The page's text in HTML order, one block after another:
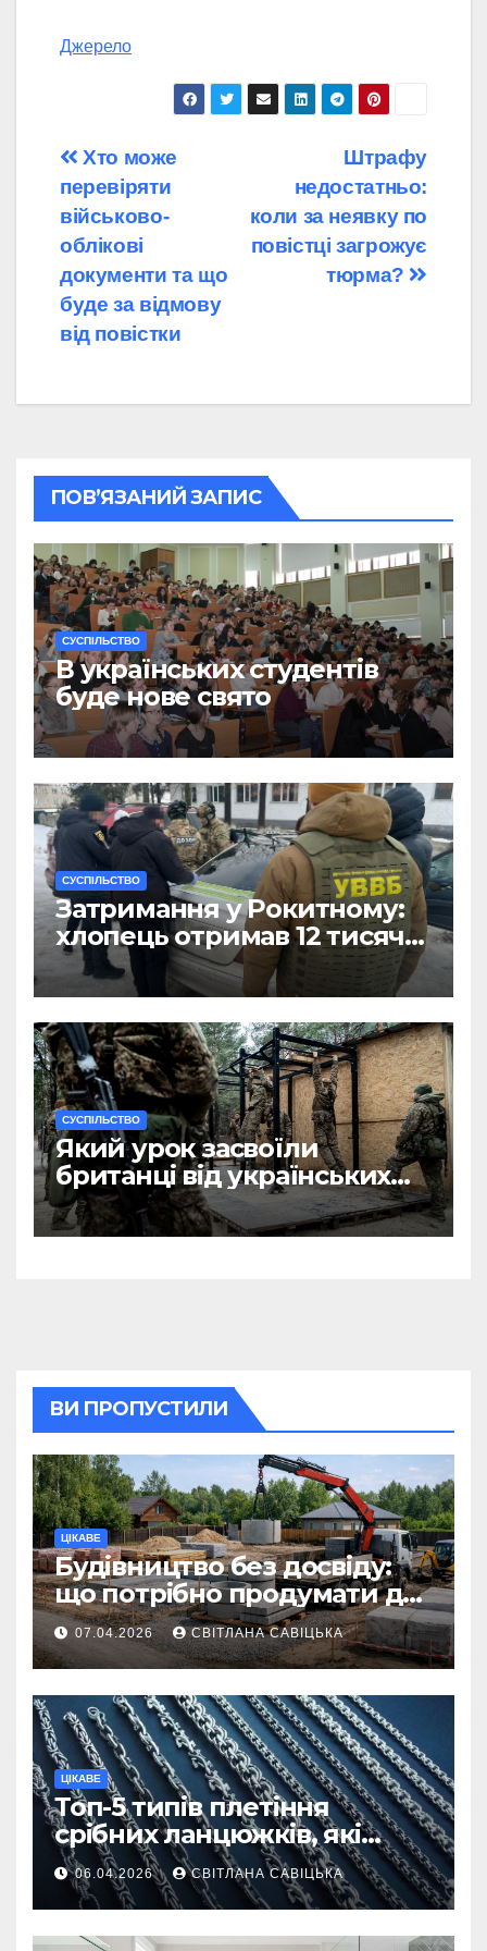
Джерело
Навігація
записів
Штрафу
недостатньо:
коли за неявку по
повістці загрожує
тюрма?
Хто може
перевіряти
військово-
облікові
документи та що
буде за відмову
від повістки
ПОВ’ЯЗАНИЙ ЗАПИС
CУСПІЛЬСТВО
В українських студентів
буде нове свято
CУСПІЛЬСТВО
Затримання у Рокитному:
хлопець отримав 12 тисяч
Євро за допомогу
чоловікам
CУСПІЛЬСТВО
Який урок засвоїли
британці від українських
військових?
ВИ ПРОПУСТИЛИ
ЦІКАВЕ
Будівництво без досвіду:
що потрібно продумати до
першої доставки на
ділянку
07.04.2026 СВІТЛАНА САВІЦЬКА
ЦІКАВЕ
Топ-5 типів плетіння
срібних ланцюжків, які
вважаються
найнадійнішими
06.04.2026 СВІТЛАНА САВІЦЬКА